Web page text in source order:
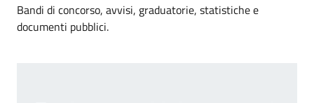
Bandi di concorso, avvisi, graduatorie, statistiche e
documenti pubblici.